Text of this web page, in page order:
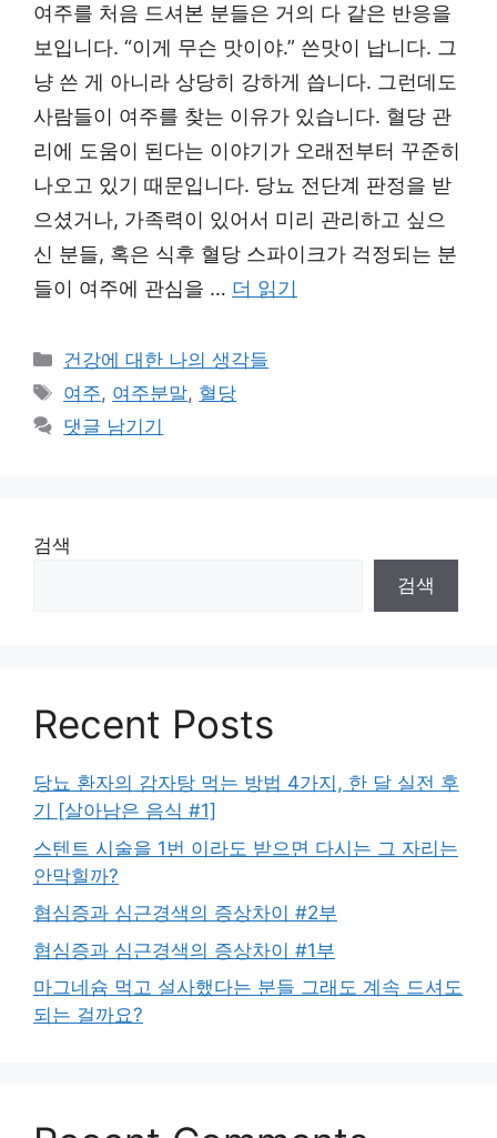
여주를 처음 드셔본 분들은 거의 다 같은 반응을
보입니다. “이게 무슨 맛이야.” 쓴맛이 납니다. 그
냥 쓴 게 아니라 상당히 강하게 씁니다. 그런데도
사람들이 여주를 찾는 이유가 있습니다. 혈당 관
리에 도움이 된다는 이야기가 오래전부터 꾸준히
나오고 있기 때문입니다. 당뇨 전단계 판정을 받
으셨거나, 가족력이 있어서 미리 관리하고 싶으
신 분들, 혹은 식후 혈당 스파이크가 걱정되는 분
들이 여주에 관심을 … 더 읽기
카
테
리
건강에 대한 나의 생각들
태
그
여주, 여주분말, 혈당
댓글 남기기
검색
검색
Recent Posts
당뇨 환자의 감자탕 먹는 방법 4가지, 한 달 실전 후
기 [살아남은 음식 #1]
스텐트 시술을 1번 이라도 받으면 다시는 그 자리는
안막힐까?
협심증과 심근경색의 증상차이 #2부
협심증과 심근경색의 증상차이 #1부
마그네슘 먹고 설사했다는 분들 그래도 계속 드셔도
되는 걸까요?